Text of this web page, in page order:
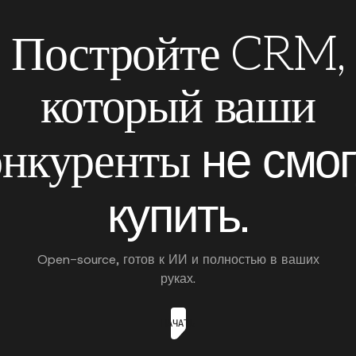
Постройте CRM,
который ваши
не
купить.
Open-source, готов к ИИ и полностью в ваших
руках.
НАЧАТЬ